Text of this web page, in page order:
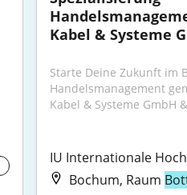
Kabel & Systeme
Starte Deine Zukunft im
Handelsmanagement
Kabel & Systeme GmbH
IU Internationale
Bochum, Raum